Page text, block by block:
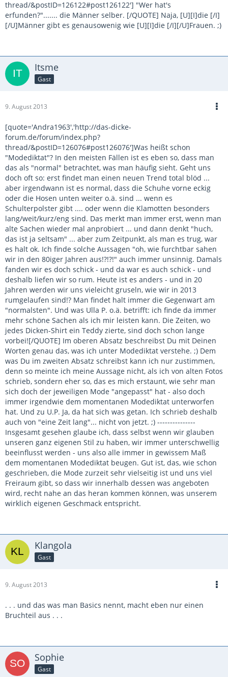
thread/&postID=126122#post126122'] "Wer hat's
erfunden?"....... die Männer selber. [/QUOTE] Naja, [U][I]die [/I]
[/U]Männer gibt es genausowenig wie [U][I]die [/I][/U]Frauen. ;)
Itsme
Gast
9. August 2013
[quote='Andra1963','http://das-dicke-
forum.de/forum/index.php?
thread/&postID=126076#post126076']Was heißt schon
"Modediktat"? In den meisten Fällen ist es eben so, dass man
das als "normal" betrachtet, was man häufig sieht. Geht uns
doch oft so: erst findet man einen neuen Trend total blöd ...
aber irgendwann ist es normal, dass die Schuhe vorne eckig
oder die Hosen unten weiter o.ä. sind ... wenn es
Schulterpolster gibt .... oder wenn die Klamotten besonders
lang/weit/kurz/eng sind. Das merkt man immer erst, wenn man
alte Sachen wieder mal anprobiert ... und dann denkt "huch,
das ist ja seltsam" ... aber zum Zeitpunkt, als man es trug, war
es halt ok. Ich finde solche Aussagen "oh, wie furchtbar sahen
wir in den 80iger Jahren aus!?!?!" auch immer unsinnig. Damals
fanden wir es doch schick - und da war es auch schick - und
deshalb liefen wir so rum. Heute ist es anders - und in 20
Jahren werden wir uns vieleicht gruseln, wie wir in 2013
rumgelaufen sind!? Man findet halt immer die Gegenwart am
"normalsten". Und was Ulla P. o.ä. betrifft: ich finde da immer
mehr schöne Sachen als ich mir leisten kann. Die Zeiten, wo
jedes Dicken-Shirt ein Teddy zierte, sind doch schon lange
vorbei![/QUOTE] Im oberen Absatz beschreibst Du mit Deinen
Worten genau das, was ich unter Modediktat verstehe. ;) Dem
was Du im zweiten Absatz schreibst kann ich nur zustimmen,
denn so meinte ich meine Aussage nicht, als ich von alten Fotos
schrieb, sondern eher so, das es mich erstaunt, wie sehr man
sich doch der jeweiligen Mode "angepasst" hat - also doch
immer irgendwie dem momentanen Modediktat unterworfen
hat. Und zu U.P. Ja, da hat sich was getan. Ich schrieb deshalb
auch von "eine Zeit lang"... nicht von jetzt. ;) ---------------
Insgesamt gesehen glaube ich, dass selbst wenn wir glauben
unseren ganz eigenen Stil zu haben, wir immer unterschwellig
beeinflusst werden - uns also alle immer in gewissem Maß
dem momentanen Modediktat beugen. Gut ist, das, wie schon
geschrieben, die Mode zurzeit sehr vielseitig ist und uns viel
Freiraum gibt, so dass wir innerhalb dessen was angeboten
wird, recht nahe an das heran kommen können, was unserem
wirklich eigenen Geschmack entspricht.
Klangola
Gast
9. August 2013
. . . und das was man Basics nennt, macht eben nur einen
Bruchteil aus . . .
Sophie
Gast